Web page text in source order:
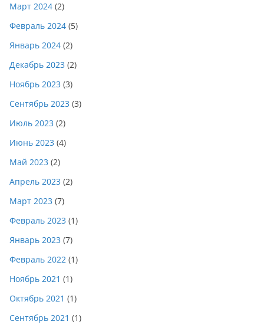
Март 2024 (2)
Февраль 2024 (5)
Январь 2024 (2)
Декабрь 2023 (2)
Ноябрь 2023 (3)
Сентябрь 2023 (3)
Июль 2023 (2)
Июнь 2023 (4)
Май 2023 (2)
Апрель 2023 (2)
Март 2023 (7)
Февраль 2023 (1)
Январь 2023 (7)
Февраль 2022 (1)
Ноябрь 2021 (1)
Октябрь 2021 (1)
Сентябрь 2021 (1)